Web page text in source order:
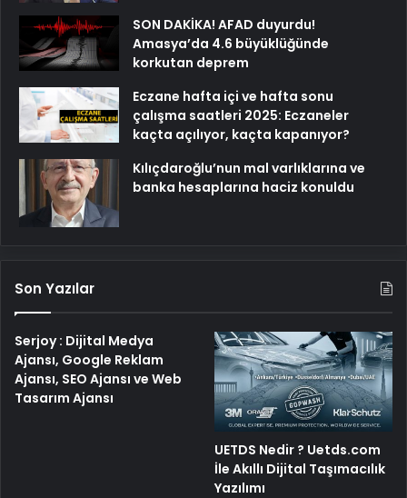
SON DAKİKA! AFAD duyurdu!
Amasya’da 4.6 büyüklüğünde
korkutan deprem
Eczane hafta içi ve hafta sonu
çalışma saatleri 2025: Eczaneler
kaçta açılıyor, kaçta kapanıyor?
Kılıçdaroğlu’nun mal varlıklarına ve
banka hesaplarına haciz konuldu
Son Yazılar
Serjoy : Dijital Medya
Ajansı, Google Reklam
Ajansı, SEO Ajansı ve Web
Tasarım Ajansı
UETDS Nedir ? Uetds.com
İle Akıllı Dijital Taşımacılık
Yazılımı